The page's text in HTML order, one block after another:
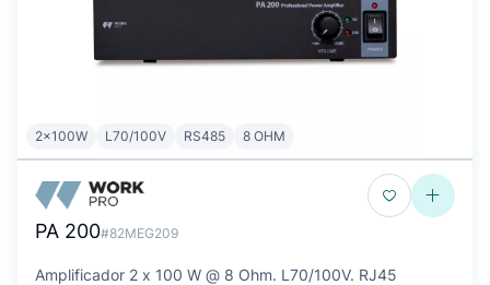
2x100W L70/100V RS485 8 OHM
PA 200#82MEG209
Amplificador 2 x 100 W @ 8 Ohm. L70/100V. RJ45